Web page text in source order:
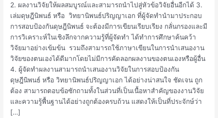
2. ผลงานวิจัยให้ผลสมบูรณ์และสามารถนำไปสู่หัวข้อวิจัยอื่นอีกได้ 3.
เล่มดุษฎีนิพนธ์ หรือ วิทยานิพนธ์ปริญญาเอก ที่ผู้จัดทำนำมาประกอบ
การสอบป้องกันดุษฎีนิพนธ์ จะต้องมีการเขียนเรียบเรียง กลั่นกรองและมี
การวิเคราะห์ในเชิงลึกจากความรู้ที่ผู้จัดทำ ได้ทำการศึกษาค้นคว้า
วิจัยมาอย่างเข้มข้น รวมถึงสามารถใช้ภาษาเขียนในการนำเสนองาน
วิจัยของตนเองได้ดีมากโดยไม่มีการคัดลอกผลงานของตนเองหรือผู้อื่น
4. ผู้จัดทำผลงานสามารถนำเสนองานวิจัยในการสอบป้องกัน
ดุษฎีนิพนธ์ หรือ วิทยานิพนธ์ปริญญาเอก ได้อย่างน่าสนใจ ชัดเจน ถูก
ต้อง สามารถตอบข้อซักถามทั้งในส่วนที่เป็นเนื้อหาสำคัญของงานวิจัย
และความรู้พื้นฐานได้อย่างถูกต้องครบถ้วน แสดงให้เป็นที่ประจักษ์ว่า
[…]